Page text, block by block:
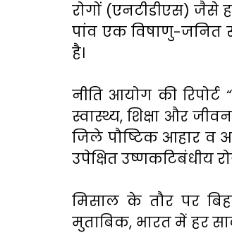
रोगों (एनटीडीएस) जैसे
पांव एक विषाणु-जनित
है।
नीति आयोग की
स्वास्थ्य, शिक्षा और
जिले पौष्टिक आहार व
उपेक्षित उष्णकटिबंधीय
मिसाल के तौर पर
मुताबिक, भारत में हर